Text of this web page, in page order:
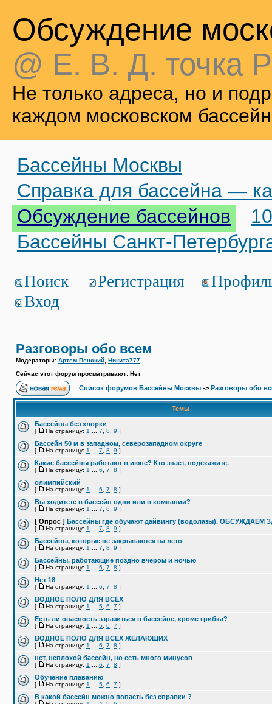
Обсуждение
@ Е. В. Д. точка
Не только адреса, но и
каждом московском
Бассейны Москвы
Справка для бассейна —
Обсуждение бассейнов
Бассейны Санкт-
Поиск Регистрация
Вход
Разговоры обо всем
Модераторы: Артем Пенский Никита777
Сейчас этот форум просматривают: Нет
Список форумов Бассейны Москвы -> Разговоры обо
Темы
Бассейны без хлорки
[ На страницу: 1 7 8 9 ]
Бассейн 50 м в западном, северозападном округе
[ На страницу: 1 7 8 9 ]
Какие бассейны работают в июне? Кто знает, подскажите.
[ На страницу: 1 6 7 8 ]
олимпийский
[ На страницу: 1 6 7 8 ]
Вы ходитете в бассейн одни или в компании?
[ На страницу: 1 7 8 9 ]
[ Опрос ] Бассейны где обучают дайвингу (водолазы). ОБСУЖДАЕМ
[ На страницу: 1 7 8 9 ]
Бассейны, которые не закрываются на лето
[ На страницу: 1 7 8 9 ]
Бассейны, работающие поздно вчером и ночью
[ На страницу: 1 6 7 8 ]
Нет 18
[ На страницу: 1 6 7 8 ]
ВОДНОЕ ПОЛО ДЛЯ ВСЕХ
[ На страницу: 1 5 6 7 ]
Есть ли опасность заразиться в бассейне, кроме грибка?
[ На страницу: 1 5 6 7 ]
ВОДНОЕ ПОЛО ДЛЯ ВСЕХ ЖЕЛАЮЩИХ
[ На страницу: 1 6 7 8 ]
нет, неплохой бассейн, но есть много минусов
[ На страницу: 1 6 7 8 ]
Обучение плаванию
[ На страницу: 1 5 6 7 ]
В какой бассейн можно попасть без справки ?